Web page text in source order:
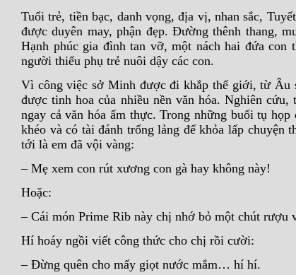
Tuổi trẻ, tiền bạc, danh vọng, địa vị, nhan sắc,
được duyên may, phận đẹp. Đường thênh thang,
Hạnh phúc gia đình tan vỡ, một nách hai đứa con
người thiếu phụ trẻ nuôi dậy các con.
Vì công việc sở Minh được đi khắp thế giới, từ Âu
được tinh hoa của nhiều nền văn hóa. Nghiên
ngay cả văn hóa ẩm thực. Trong những buổi tụ
khéo và có tài đánh trống lảng để khỏa lấp chuyện
tới là em đã vội vàng:
– Mẹ xem con rút xương con gà hay không này!
Hoặc:
– Cái món Prime Rib này chị nhớ bỏ một chút rượu
Hí hoáy ngồi viết công thức cho chị rồi cười:
– Đừng quên cho mấy giọt nước mắm… hí hí.